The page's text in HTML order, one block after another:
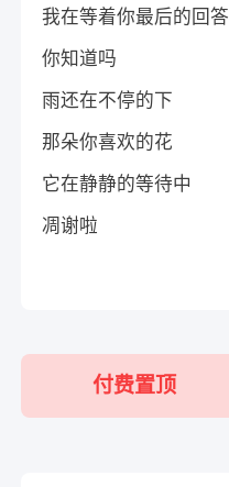
我在等着你最后的回答
你知道吗
雨还在不停的下
那朵你喜欢的花
它在静静的等待中
凋谢啦
付费置顶